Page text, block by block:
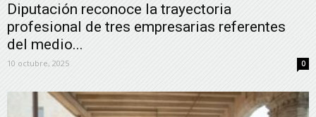
Diputación reconoce la trayectoria
profesional de tres empresarias referentes
del medio...
10 octubre, 2025 0